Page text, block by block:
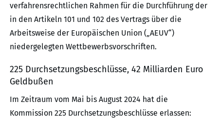
verfahrensrechtlichen Rahmen für die Durchführung der
in den Artikeln 101 und 102 des Vertrags über die
Arbeitsweise der Europäischen Union („AEUV“)
niedergelegten Wettbewerbsvorschriften.
225 Durchsetzungsbeschlüsse, 42 Milliarden Euro
Geldbußen
Im Zeitraum vom Mai bis August 2024 hat die
Kommission 225 Durchsetzungsbeschlüsse erlassen: